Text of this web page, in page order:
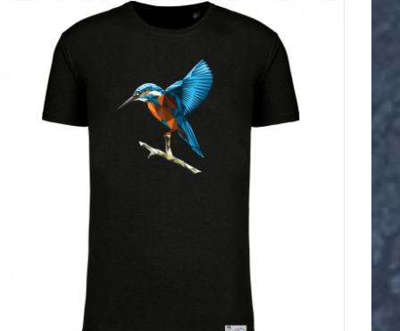
múltiples
variantes.
se
pueden
elegir
en